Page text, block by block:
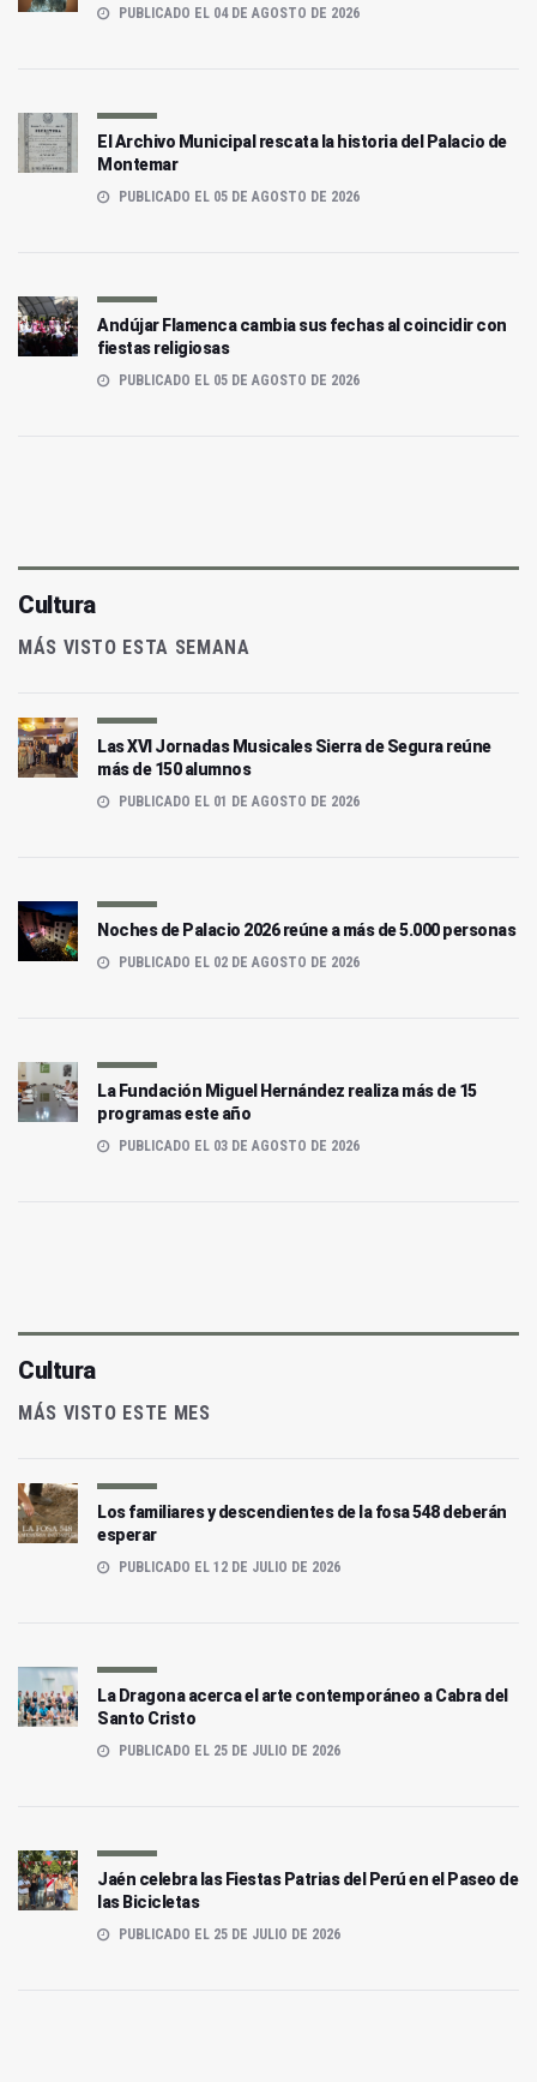
PUBLICADO EL 04 DE AGOSTO DE 2026
El Archivo Municipal rescata la historia del Palacio de
Montemar
PUBLICADO EL 05 DE AGOSTO DE 2026
Andújar Flamenca cambia sus fechas al coincidir con
fiestas religiosas
PUBLICADO EL 05 DE AGOSTO DE 2026
Cultura
MÁS VISTO ESTA SEMANA
Las XVI Jornadas Musicales Sierra de Segura reúne
más de 150 alumnos
PUBLICADO EL 01 DE AGOSTO DE 2026
Noches de Palacio 2026 reúne a más de 5.000 personas
PUBLICADO EL 02 DE AGOSTO DE 2026
La Fundación Miguel Hernández realiza más de 15
programas este año
PUBLICADO EL 03 DE AGOSTO DE 2026
Cultura
MÁS VISTO ESTE MES
Los familiares y descendientes de la fosa 548 deberán
esperar
PUBLICADO EL 12 DE JULIO DE 2026
La Dragona acerca el arte contemporáneo a Cabra del
Santo Cristo
PUBLICADO EL 25 DE JULIO DE 2026
Jaén celebra las Fiestas Patrias del Perú en el Paseo de
las Bicicletas
PUBLICADO EL 25 DE JULIO DE 2026